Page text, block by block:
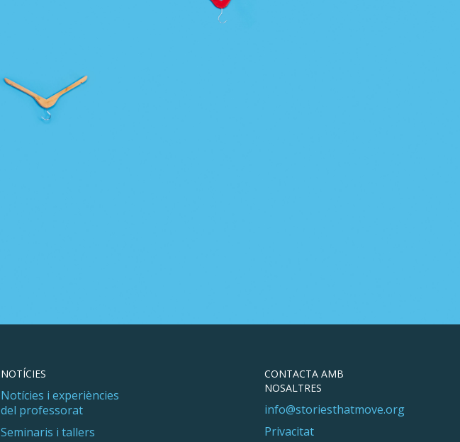
NOTÍCIES
Notícies i experiències
del professorat
Seminaris i tallers
CONTACTA AMB
NOSALTRES
info@storiesthatmove.org
Privacitat